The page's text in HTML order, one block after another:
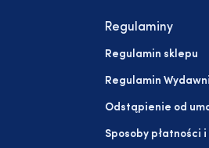
Regulaminy
Regulamin sklepu
Regulamin
Odstąpienie od
Sposoby płatności